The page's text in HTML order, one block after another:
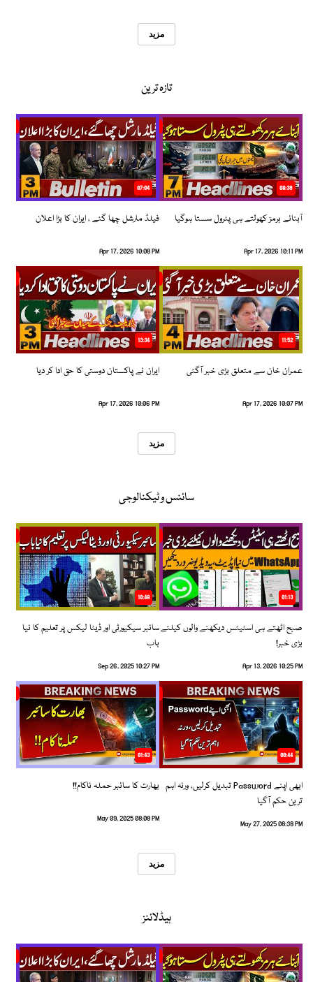
مزید
تازہ ترین
08:36
آبنائے ہرمز کھولتے ہی پٹرول سستا ہوگیا
Apr 17, 2026 10:11 PM
07:04
فیلڈ مارشل چھا گئے ، ایران کا بڑا اعلان
Apr 17, 2026 10:08 PM
11:52
عمران خان سے متعلق بڑی خبر آگئی
Apr 17, 2026 10:07 PM
13:34
ایران نے پاکستان دوستی کا حق ادا کر دیا
Apr 17, 2026 10:06 PM
مزید
سائنس و ٹیکنالوجی
01:13
صبح اٹھتے ہی اسٹیٹس دیکھنے والوں کیلئے
بڑی خبر!
Apr 13, 2026 10:25 PM
10:48
سائبر سیکیورٹی اور ڈیٹا لیکس پر تعلیم کا نیا
باب
Sep 26, 2025 10:27 PM
00:44
ابھی اپنے Password تبدیل کرلیں، ورنہ اہم
ترین حکم آگیا
May 27, 2025 08:38 PM
01:43
بھارت کا سائبر حملہ ناکام!!
May 09, 2025 08:08 PM
مزید
ہیڈلائنز